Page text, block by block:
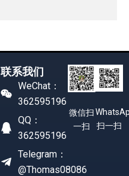
联系我们
WeChat：
362595196
QQ：
362595196
Telegram：
@Thomas08086
微信扫
一扫
扫一扫